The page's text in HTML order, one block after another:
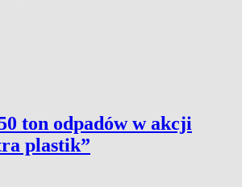
ton odpadów w akcji
plastik”